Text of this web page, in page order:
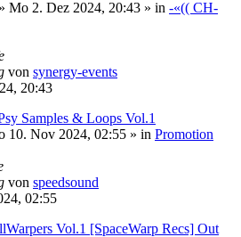
» Mo 2. Dez 2024, 20:43 » in -«(( CH-
von synergy-events
20:43
Samples & Loops Vol.1
10. Nov 2024, 02:55 » in Promotion
von speedsound
02:55
Vol.1 [SpaceWarp Recs] Out